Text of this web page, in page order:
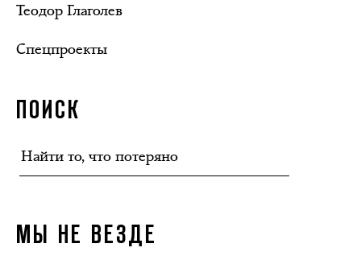
Теодор Глаголев
Спецпроекты
ПОИСК
МЫ НЕ ВЕЗДЕ